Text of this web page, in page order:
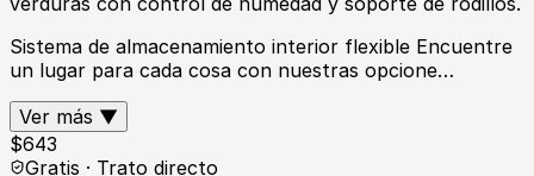
Sistema de almacenamiento interior flexible Encuentre
un lugar para cada cosa con nuestras opcione…
Ver más ▼
$643
Gratis · Trato directo